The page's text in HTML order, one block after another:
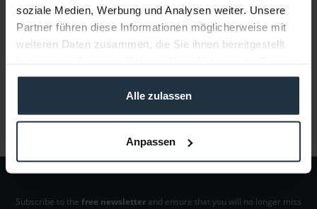
soziale Medien, Werbung und Analysen weiter. Unsere
Partner führen diese Informationen möglicherweise mit
weiteren Daten zusammen, die Sie ihnen bereitgestellt
gesammelt haben.
Alle zulassen
Anpassen
Consultation
Manufacturer & Product Safety Information
Folgende Infos zum Hersteller sind verfübar......more
Subscribe to the free newsletter and ensure that you will no longer miss